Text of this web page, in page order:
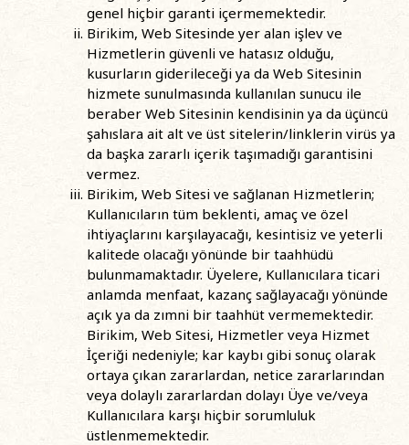
genel hiçbir garanti içermemektedir.
Birikim, Web Sitesinde yer alan işlev ve
Hizmetlerin güvenli ve hatasız olduğu,
kusurların giderileceği ya da Web Sitesinin
hizmete sunulmasında kullanılan sunucu ile
beraber Web Sitesinin kendisinin ya da üçüncü
şahıslara ait alt ve üst sitelerin/linklerin virüs ya
da başka zararlı içerik taşımadığı garantisini
vermez.
Birikim, Web Sitesi ve sağlanan Hizmetlerin;
Kullanıcıların tüm beklenti, amaç ve özel
ihtiyaçlarını karşılayacağı, kesintisiz ve yeterli
kalitede olacağı yönünde bir taahhüdü
bulunmamaktadır. Üyelere, Kullanıcılara ticari
anlamda menfaat, kazanç sağlayacağı yönünde
açık ya da zımni bir taahhüt vermemektedir.
Birikim, Web Sitesi, Hizmetler veya Hizmet
İçeriği nedeniyle; kar kaybı gibi sonuç olarak
ortaya çıkan zararlardan, netice zararlarından
veya dolaylı zararlardan dolayı Üye ve/veya
Kullanıcılara karşı hiçbir sorumluluk
üstlenmemektedir.